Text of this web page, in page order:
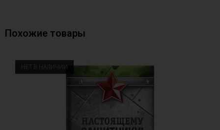
Похожие товары
НЕТ В НАЛИЧИИ